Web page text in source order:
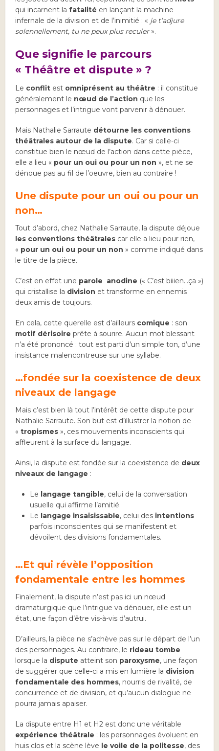
qui incarnent lafatalité en lançant la machine
infernale de la division et de l’inimitié : « je t’adjure
solennellement, tu ne peux plus reculer».
Que signifie le parcours
« Théâtre et dispute » ?
Le conflit est omniprésent au théâtre : il constitue
généralement le nœud de l’action que les
personnages et l’intrigue vont parvenir à dénouer.
Mais Nathalie Sarraute détourne les conventions
théâtrales autour de la dispute. Car si celle-ci
constitue bien le nœud de l’action dans cette pièce,
elle a lieu « pour un oui ou pour un non », et ne se
dénoue pas au fil de l’oeuvre, bien au contraire !
Une dispute pour un oui ou pour un
non…
Tout d’abord, chez Nathalie Sarraute, la dispute déjoue
les conventions théâtrales car elle a lieu pour rien,
« pour un oui ou pour un non » comme indiqué dans
le titre de la pièce.
C’est en effet une parole anodine (« C’est biiien…ça »)
qui cristallise la division et transforme en ennemis
deux amis de toujours.
En cela, cette querelle est d’ailleurs comique : son
motif dérisoire prête à sourire. Aucun mot blessant
n’a été prononcé : tout est parti d’un simple ton, d’une
insistance malencontreuse sur une syllabe.
…fondée sur la coexistence de deux
niveaux de langage
Mais c’est bien là tout l’intérêt de cette dispute pour
Nathalie Sarraute. Son but est d’illustrer la notion de
« tropismes», ces mouvements inconscients qui
affleurent à la surface du langage.
Ainsi, la dispute est fondée sur la coexistence de deux
niveaux de langage :
Le langage tangible, celui de la conversation
usuelle qui affirme l’amitié.
Le langage insaisissable, celui des intentions
parfois inconscientes qui se manifestent et
dévoilent des divisions fondamentales.
…Et qui révèle l’opposition
fondamentale entre les hommes
Finalement, la dispute n’est pas ici un nœud
dramaturgique que l’intrigue va dénouer, elle est un
état, une façon d’être vis-à-vis d’autrui.
D’ailleurs, la pièce ne s’achève pas sur le départ de l’un
des personnages. Au contraire, le rideau tombe
lorsque la dispute atteint son paroxysme, une façon
de suggérer que celle-ci a mis en lumière la division
fondamentale des hommes, nourris de rivalité, de
concurrence et de division, et qu’aucun dialogue ne
pourra jamais apaiser.
La dispute entre H1 et H2 est donc une véritable
expérience théâtrale : les personnages évoluent en
huis clos et la scène lève le voile de la politesse, des